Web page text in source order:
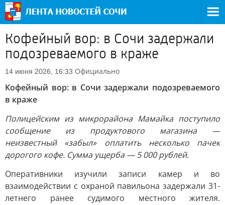
Кофейный вор: в Сочи задержали
подозреваемого в краже
14 июня 2026, 16:33 Официально
Кофейный вор: в Сочи задержали подозреваемого
в краже
Полицейским из микрорайона Мамайка поступило
сообщение из продуктового магазина —
неизвестный «забыл» оплатить несколько пачек
дорогого кофе. Сумма ущерба — 5 000 рублей.
Оперативники изучили записи камер и во
взаимодействии с охраной павильона задержали 31-
летнего ранее судимого местного жителя.